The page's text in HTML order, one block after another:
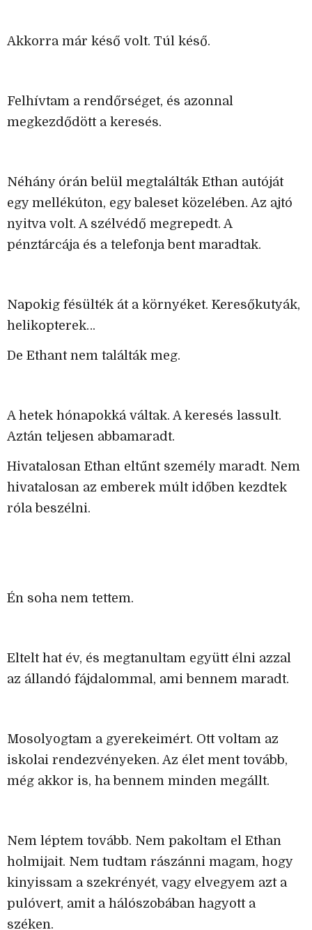
Akkorra már késő volt. Túl késő.
Felhívtam a rendőrséget, és azonnal
megkezdődött a keresés.
Néhány órán belül megtalálták Ethan autóját
egy mellékúton, egy baleset közelében. Az ajtó
nyitva volt. A szélvédő megrepedt. A
pénztárcája és a telefonja bent maradtak.
Napokig fésülték át a környéket. Keresőkutyák,
helikopterek…
De Ethant nem találták meg.
A hetek hónapokká váltak. A keresés lassult.
Aztán teljesen abbamaradt.
Hivatalosan Ethan eltűnt személy maradt. Nem
hivatalosan az emberek múlt időben kezdtek
róla beszélni.
Én soha nem tettem.
Eltelt hat év, és megtanultam együtt élni azzal
az állandó fájdalommal, ami bennem maradt.
Mosolyogtam a gyerekeimért. Ott voltam az
iskolai rendezvényeken. Az élet ment tovább,
még akkor is, ha bennem minden megállt.
Nem léptem tovább. Nem pakoltam el Ethan
holmijait. Nem tudtam rászánni magam, hogy
kinyissam a szekrényét, vagy elvegyem azt a
pulóvert, amit a hálószobában hagyott a
széken.